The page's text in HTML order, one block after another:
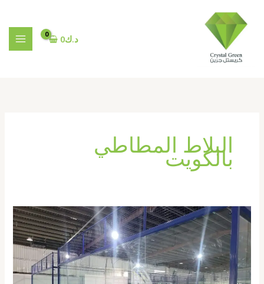
المحتوى
د.ك0
البلاط المطاطي
بالكويت
تجهيز
ملاعب
بادل
بالكويت67774842|
انشاء
ملاعب